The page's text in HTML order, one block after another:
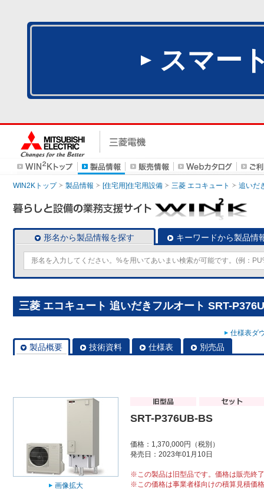
スマー
WIN2Kトップ 製品情報 [住宅用]住宅用設備 三菱 エコキュート 追いだ
形名から製品情報を探す キーワードから製品情
三菱 エコキュート 追いだきフルオート SRT-
仕様表ダ
製品概要 技術資料 仕様表 別売品
画像拡大
SRT-P376UB-BS
価格：1,370,000円（税別）
発売日：2023年01月10日
※この製品は旧型品です。価格は販売終
※この価格は事業者様向けの積算見積価